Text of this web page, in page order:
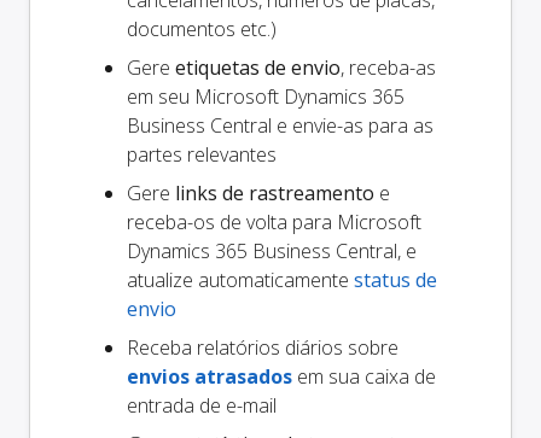
documentos etc.)
Gere etiquetas de envio, receba-as
em seu Microsoft Dynamics 365
Business Central e envie-as para as
partes relevantes
Gere links de rastreamento e
receba-os de volta para Microsoft
Dynamics 365 Business Central, e
atualize automaticamente status de
envio
Receba relatórios diários sobre
envios atrasados em sua caixa de
entrada de e-mail